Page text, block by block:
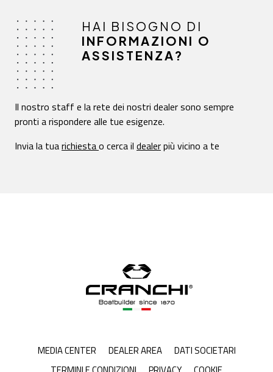
HAI BISOGNO DI
INFORMAZIONI O
ASSISTENZA?
Il nostro staff e la rete dei nostri dealer sono sempre
pronti a rispondere alle tue esigenze.
Invia la tuarichiestao cerca il dealerpiù vicino a te
MEDIA CENTER DEALER AREA
DATI SOCIETARI